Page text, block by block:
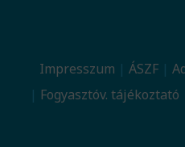
Impresszum ÁSZF
Fogyasztóv. tájékoztató